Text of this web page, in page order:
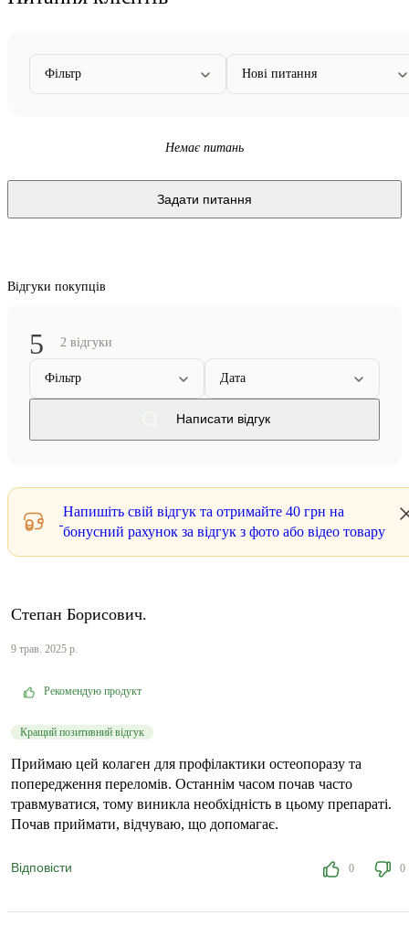
Фільтр Нові питання
Немає питань
Задати питання
Відгуки покупців
5 2 відгуки
Фільтр Дата
Написати відгук
Напишіть свій відгук та отримайте 40 грн на
бонусний рахунок за відгук з фото або відео товару
Степан Борисович.
9 трав. 2025 р.
Рекомендую продукт
Кращий позитивний відгук
Приймаю цей колаген для профілактики остеопоразу та
попередження переломів. Останнім часом почав часто
травмуватися, тому виникла необхідність в цьому препараті.
Почав приймати, відчуваю, що допомагає.
Відповісти 0 0